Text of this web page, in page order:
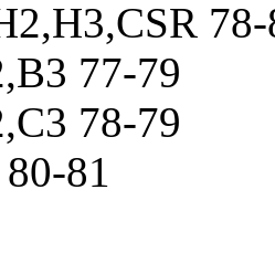
77-79
78-79
81